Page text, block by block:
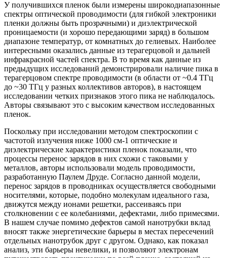
У получившихся пленок были измерены широкодиапазонные
спектры оптической проводимости (для гибкой электроники
пленки должны быть прозрачными) и диэлектрической
проницаемости (и хорошо передающими заряд) в большом
диапазоне температур, от комнатных до гелиевых. Наиболее
интересными оказались данные из терагерцовой и дальней
инфракрасной частей спектра. В то время как данные из
предыдущих исследований демонстрировали наличие пика в
терагерцовом спектре проводимости (в области от ~0.4 ТГц
до ~30 ТГц у разных коллективов авторов), в настоящем
исследовании четких признаков этого пика не наблюдалось.
Авторы связывают это с высоким качеством исследованных
пленок.
Поскольку при исследовании методом спектроскопии с
частотой излучения ниже 1000 см-1 оптические и
диэлектрические характеристики пленок показали, что
процессы перенос зарядов в них схожи с таковыми у
металлов, авторы использовали модель проводимости,
разработанную Паулем Друде. Согласно данной модели,
перенос зарядов в проводниках осуществляется свободными
носителями, которые, подобно молекулам идеального газа,
движутся между ионами решетки, рассеиваясь при
столкновении с ее колебаниями, дефектами, либо примесями.
В нашем случае помимо дефектов самой нанотрубки вклад
вносят также энергетические барьеры в местах пересечений
отдельных нанотрубок друг с другом. Однако, как показал
анализ, эти барьеры невелики, и позволяют электронам